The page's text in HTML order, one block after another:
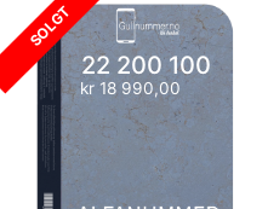
SOLGT
22 200 100
kr 18 990,00